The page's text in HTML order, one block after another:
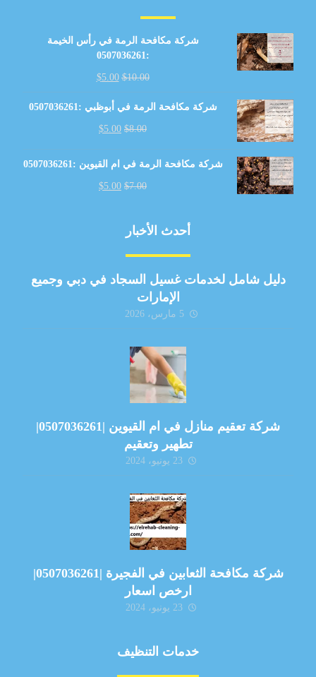
شركة مكافحة الرمة في رأس الخيمة
:0507036261
$10.00
$5.00
شركة مكافحة الرمة في أبوظبي :0507036261
$8.00
$5.00
شركة مكافحة الرمة في ام القيوين :0507036261
$7.00
$5.00
أحدث الأخبار
دليل شامل لخدمات غسيل السجاد في دبي وجميع
الإمارات
5 مارس، 2026
شركة تعقيم منازل في ام القيوين |0507036261|
تطهير وتعقيم
23 يونيو، 2024
شركة مكافحة الثعابين في الفجيرة |0507036261|
ارخص اسعار
23 يونيو، 2024
خدمات التنظيف